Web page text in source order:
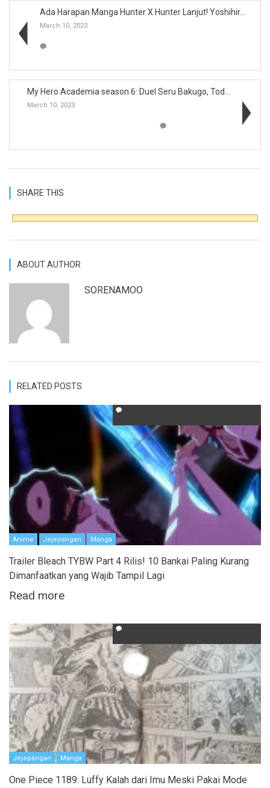
Ada Harapan Manga Hunter X Hunter Lanjut! Yoshihir...
March 10, 2023
March 10, 2023
SHARE THIS
ABOUT AUTHOR
SORENAMOO
RELATED POSTS
Anime Jejepangan Manga
Trailer Bleach TYBW Part 4 Rilis! 10 Bankai Paling Kurang
Dimanfaatkan yang Wajib Tampil Lagi
Read more
Jejepangan Manga
One Piece 1189: Luffy Kalah dari Imu Meski Pakai Mode